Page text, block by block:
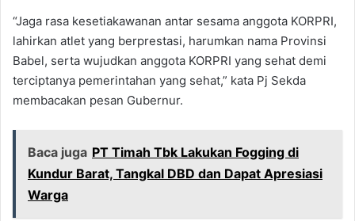
“Jaga rasa kesetiakawanan antar sesama anggota KORPRI,
lahirkan atlet yang berprestasi, harumkan nama Provinsi
Babel, serta wujudkan anggota KORPRI yang sehat demi
terciptanya pemerintahan yang sehat,” kata Pj Sekda
membacakan pesan Gubernur.
Baca juga PT Timah Tbk Lakukan Fogging di
Kundur Barat, Tangkal DBD dan Dapat Apresiasi
Warga